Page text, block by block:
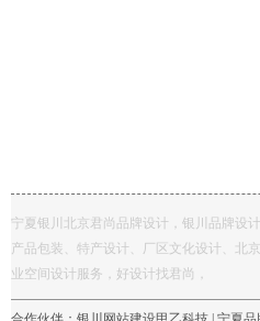
宁夏银川北京君尚品牌设计，银川品牌设
产品包装、特产设计、厂区文化设计、北
业空间设计服务，好设计找君尚，